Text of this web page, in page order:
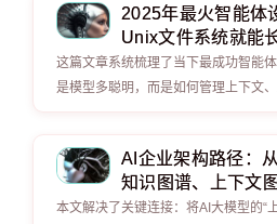
2025年最火智能体
Unix文件系统就能
这篇文章系统梳理了当下最成功智能
是模型多聪明，而是如何管理上下文
AI企业架构路径：
知识图谱、上下文
本文解决了关键连接：将AI大模型的“